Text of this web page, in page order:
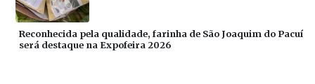
Reconhecida pela qualidade, farinha de São Joaquim do Pacuí
será destaque na Expofeira 2026